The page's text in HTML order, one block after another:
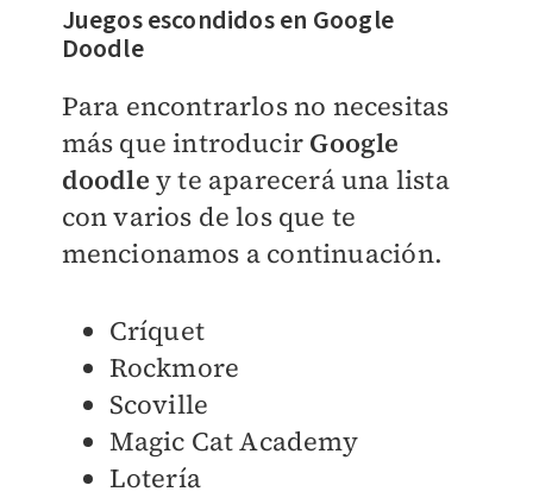
Juegos escondidos en Google
Doodle
Para encontrarlos no necesitas
más que introducir Google
doodle y te aparecerá una lista
con varios de los que te
mencionamos a continuación.
Críquet
Rockmore
Scoville
Magic Cat Academy
Lotería